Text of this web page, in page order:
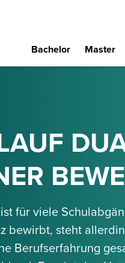
Bachelor Master
für viele
bewirbt, steht
Berufserfahrung